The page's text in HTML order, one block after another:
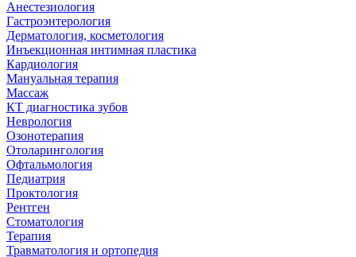
Анестезиология
Гастроэнтерология
Дерматология, косметология
Инъекционная интимная пластика
Кардиология
Мануальная терапия
Массаж
КТ диагностика зубов
Неврология
Озонотерапия
Отоларингология
Офтальмология
Педиатрия
Проктология
Рентген
Стоматология
Терапия
Травматология и ортопедия